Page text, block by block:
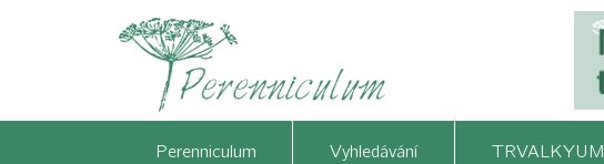
Perenniculum Vyhledávání TRVALKYUM